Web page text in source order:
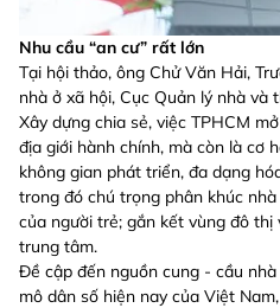
Nhu cầu “an cư” rất lớn
Tại hội thảo, ông Chử Văn Hải,
nhà ở xã hội, Cục Quản lý nhà và
Xây dựng chia sẻ, việc TPHCM
địa giới hành chính, mà còn là cơ
không gian phát triển, đa dạng
trong đó chú trọng phân khúc
của người trẻ; gắn kết vùng đô thị
trung tâm.
Đề cập đến nguồn cung - cầu
mô dân số hiện nay của Việt